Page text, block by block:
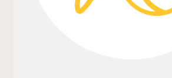
À propos